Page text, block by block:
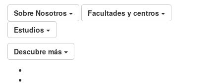
Sobre Nosotros
Facultades y centros
Estudios
Descubre más